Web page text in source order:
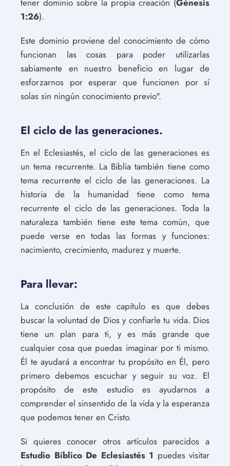
tener dominio sobre la propia creación (Génesis
1:26).
Este dominio proviene del conocimiento de cómo
funcionan las cosas para poder utilizarlas
sabiamente en nuestro beneficio en lugar de
esforzarnos por esperar que funcionen por sí
solas sin ningún conocimiento previo".
El ciclo de las generaciones.
En el Eclesiastés, el ciclo de las generaciones es
un tema recurrente. La Biblia también tiene como
tema recurrente el ciclo de las generaciones. La
historia de la humanidad tiene como tema
recurrente el ciclo de las generaciones. Toda la
naturaleza también tiene este tema común, que
puede verse en todas las formas y funciones:
nacimiento, crecimiento, madurez y muerte.
Para llevar:
La conclusión de este capítulo es que debes
buscar la voluntad de Dios y confiarle tu vida. Dios
tiene un plan para ti, y es más grande que
cualquier cosa que puedas imaginar por ti mismo.
Él te ayudará a encontrar tu propósito en Él, pero
primero debemos escuchar y seguir su voz. El
propósito de este estudio es ayudarnos a
comprender el sinsentido de la vida y la esperanza
que podemos tener en Cristo.
Si quieres conocer otros artículos parecidos a
Estudio Bíblico De Eclesiastés 1 puedes visitar